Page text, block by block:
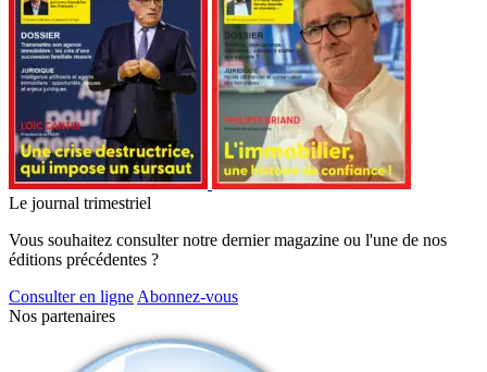
Le journal trimestriel
Vous souhaitez consulter notre dernier magazine ou l'une de nos
éditions précédentes ?
Consulter en ligneAbonnez-vous
Nos partenaires